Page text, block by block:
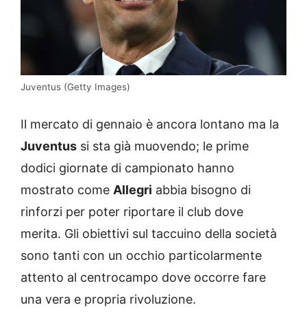
Juventus (Getty Images)
Il mercato di gennaio è ancora lontano ma la
Juventus si sta già muovendo; le prime
dodici giornate di campionato hanno
mostrato come Allegri abbia bisogno di
rinforzi per poter riportare il club dove
merita. Gli obiettivi sul taccuino della società
sono tanti con un occhio particolarmente
attento al centrocampo dove occorre fare
una vera e propria rivoluzione.